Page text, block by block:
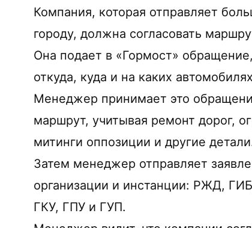
Компания, которая отправляет
городу, должна согласовать
Она подает в «Гормост»
откуда, куда и на каких
Менеджер принимает это
маршрут, учитывая ремонт дорог,
митинги оппозиции и другие
Затем менеджер отправляет
организации и инстанции: РЖД,
ГКУ, ГПУ и ГУП.